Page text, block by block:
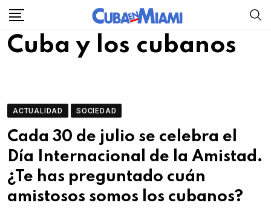
Skip
content
Cuba y los cubanos
ACTUALIDAD SOCIEDAD
Cada 30 de julio se celebra el
Día Internacional de la Amistad.
¿Te has preguntado cuán
amistosos somos los cubanos?